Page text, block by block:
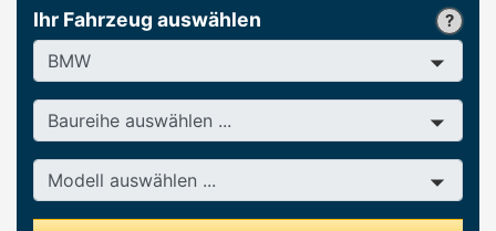
Ihr Fahrzeug auswählen
Hersteller
Baureihe
Modell